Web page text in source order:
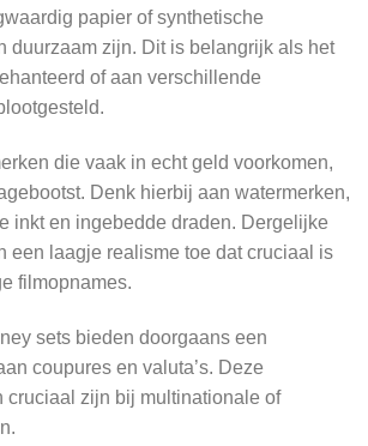
papier of synthetische
duurzaam zijn. Dit is belangrijk als het
of aan verschillende
die vaak in echt geld voorkomen,
Denk hierbij aan watermerken,
inkt en ingebedde draden. Dergelijke
een laagje realisme toe dat cruciaal is
filmopnames.
sets bieden doorgaans een
coupures en valuta’s. Deze
cruciaal zijn bij multinationale of